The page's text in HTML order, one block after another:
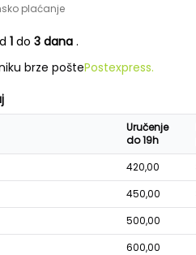
plaćanje
1 do 3 dana .
brze poštePostexpress.
Uručenje
do 19h
420,00
450,00
500,00
600,00